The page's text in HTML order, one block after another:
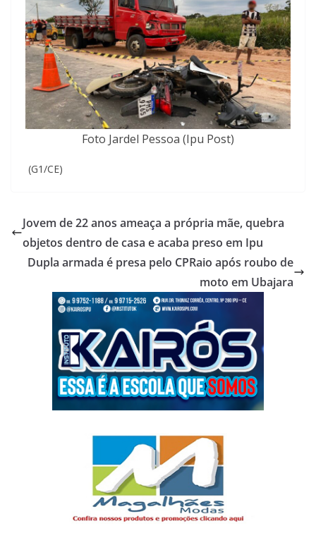
Foto Jardel Pessoa (Ipu Post)
(G1/CE)
Jovem de 22 anos ameaça a própria mãe, quebra
objetos dentro de casa e acaba preso em Ipu
Dupla armada é presa pelo CPRaio após roubo de
moto em Ubajara